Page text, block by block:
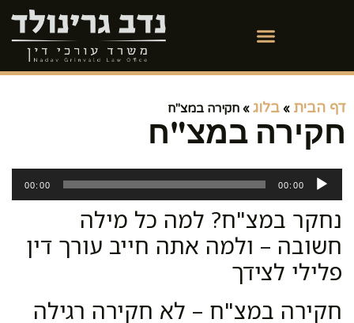
דף הבית » בלוג » חקירה במצ"ח
חקירה במצ"ח
נגן
אודיו 00:00
00:00
נחקר במצ"ח? למה כל מילה
חשובה – ולמה אתה חייב עורך דין
פלילי לצידך
חקירה במצ"ח – לא חקירה רגילה